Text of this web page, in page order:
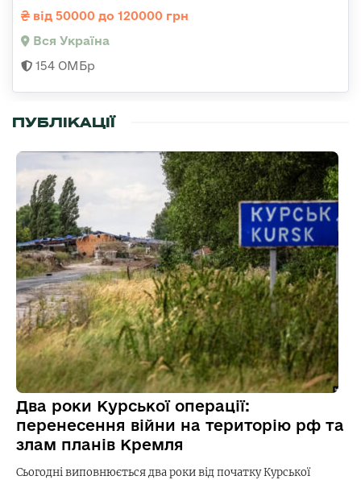
від 50000 до 120000 грн
Вся Україна
154 ОМБр
ПУБЛІКАЦІЇ
Два роки Курської операції:
перенесення війни на територію рф та
злам планів Кремля
Сьогодні виповнюється два роки від початку Курської